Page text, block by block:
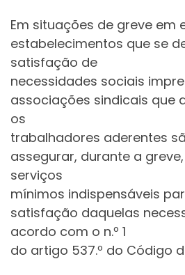
Em situações de greve em
estabelecimentos que se
satisfação de
necessidades sociais
associações sindicais que
os
trabalhadores aderentes
assegurar, durante a
serviços
mínimos indispensáveis
satisfação daquelas
acordo com o n.º 1
do artigo 537.º do Código